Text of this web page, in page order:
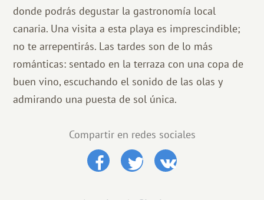
donde podrás degustar la gastronomía local
canaria. Una visita a esta playa es imprescindible;
no te arrepentirás. Las tardes son de lo más
románticas: sentado en la terraza con una copa de
buen vino, escuchando el sonido de las olas y
admirando una puesta de sol única.
Compartir en redes sociales